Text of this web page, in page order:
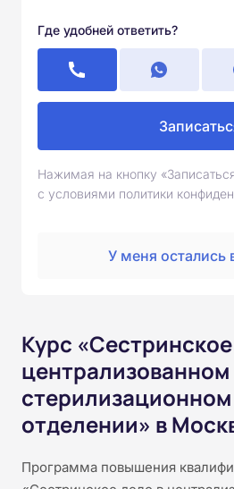
Где удобней ответить?
Нажимая на кнопку
с условиями политики
У меня остались
Курс
централизованном
стерилизационном
отделении» в
Программа повышения